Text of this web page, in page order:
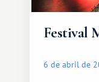
Festival
6 de abril de